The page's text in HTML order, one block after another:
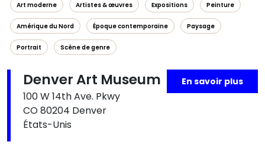
Art moderne Artistes & œuvres Expositions Peinture
Amérique du Nord Époque contemporaine Paysage
Portrait Scène de genre
Denver Art Museum
100 W 14th Ave. Pkwy
CO 80204 Denver
États-Unis
En savoir plus